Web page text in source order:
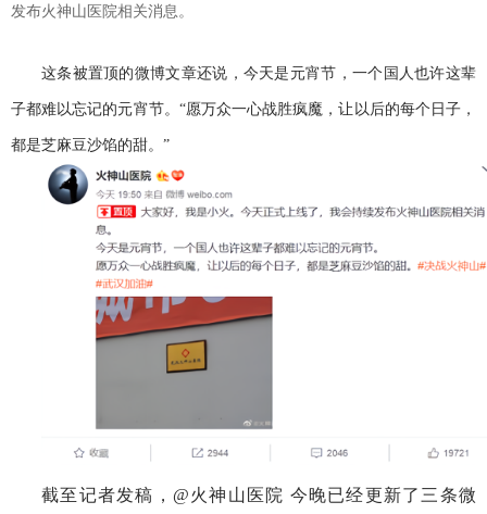
发布火神山医院相关消息。
这条被置顶的微博文章还说，今天是元宵节，一个国人也许这辈
子都难以忘记的元宵节。“愿万众一心战胜疯魔，让以后的每个日子，
都是芝麻豆沙馅的甜。”
截至记者发稿，@火神山医院 今晚已经更新了三条微